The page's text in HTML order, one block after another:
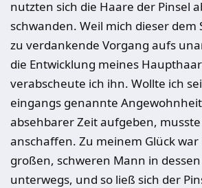
nutzten sich die Haare der Pinsel
schwanden. Weil mich dieser dem
zu verdankende Vorgang aufs
die Entwicklung meines
verabscheute ich ihn. Wollte ich
eingangs genannte
absehbarer Zeit aufgeben,
anschaffen. Zu meinem Glück
großen, schweren Mann in
unterwegs, und so ließ sich der